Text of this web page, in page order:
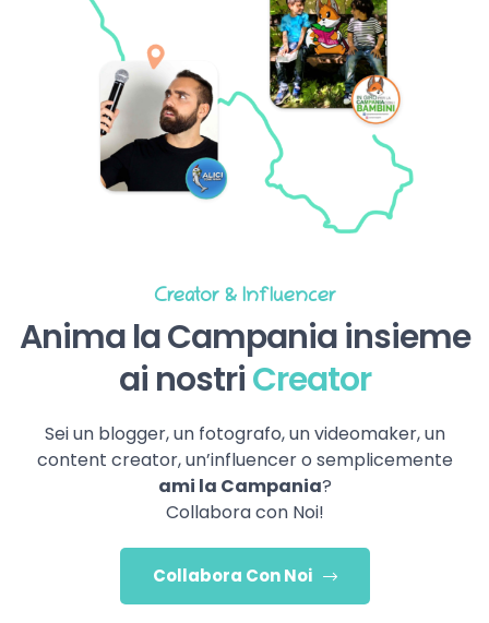
Creator & Influencer
Anima la Campania insieme
ai nostriCreator
Sei un blogger, un fotografo, un videomaker, un
content creator, un’influencer o semplicemente
ami la Campania?
Collabora con Noi!
Collabora Con Noi